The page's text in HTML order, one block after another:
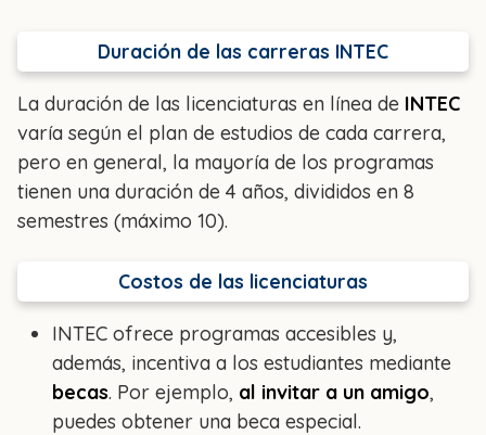
Duración de las carreras INTEC
La duración de las licenciaturas en línea de INTEC
varía según el plan de estudios de cada carrera,
pero en general, la mayoría de los programas
tienen una duración de 4 años, divididos en 8
semestres (máximo 10).
Costos de las licenciaturas
INTEC ofrece programas accesibles y,
además, incentiva a los estudiantes mediante
becas. Por ejemplo, al invitar a un amigo,
puedes obtener una beca especial.